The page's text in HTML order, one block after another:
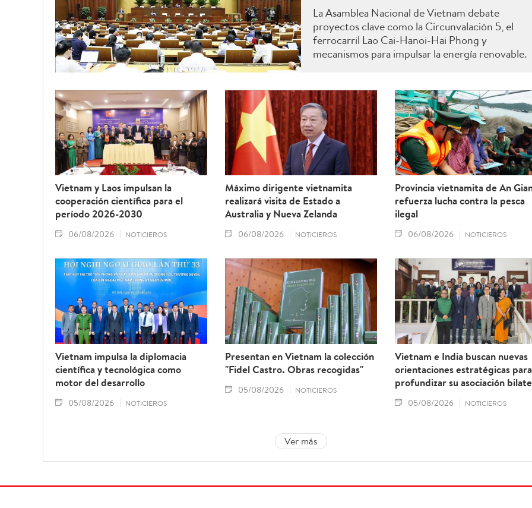
La Asamblea Nacional de Vietnam debate
proyectos clave como la Circunvalación 5, el
ferrocarril Lao Cai-Hanoi-Hai Phong y
mecanismos para impulsar la energía renovable.
Vietnam y Laos impulsan la
cooperación científica para el
período 2026-2030
06/08/2026 NOTICIEROS
Máximo dirigente vietnamita
realizará visita de Estado a
Australia y Nueva Zelanda
06/08/2026 NOTICIEROS
Provincia vietnamita de An
refuerza lucha contra la pesca
ilegal
06/08/2026 NOTICIEROS
Vietnam impulsa la diplomacia
científica y tecnológica como
motor del desarrollo
05/08/2026 NOTICIEROS
Presentan en Vietnam la colección
"Fidel Castro. Obras recogidas"
05/08/2026 NOTICIEROS
Vietnam e India buscan nuevas
orientaciones estratégicas para
profundizar su asociación
05/08/2026 NOTICIEROS
Ver más